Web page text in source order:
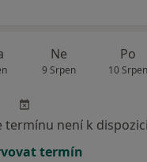
Ne
9 Srpen
Po
10 Srpen
termínu není k dispozici
termín